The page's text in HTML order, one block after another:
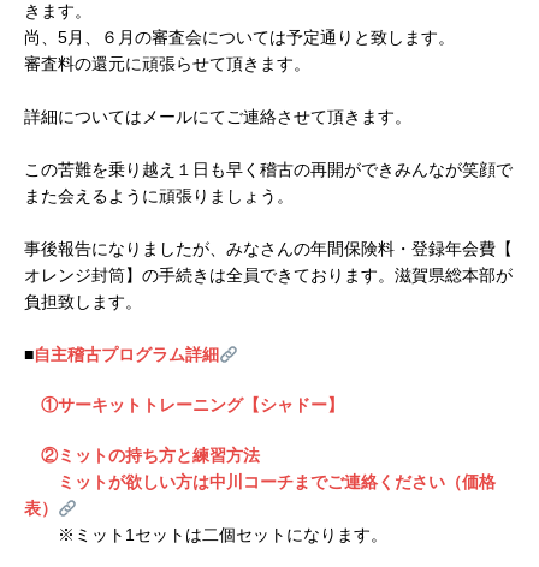
きます。
尚、5月、６月の審査会については予定通りと致します。
審査料の還元に頑張らせて頂きます。
詳細についてはメールにてご連絡させて頂きます。
この苦難を乗り越え１日も早く稽古の再開ができみんなが笑顔で
ま た会えるように頑張りましょう。
事後報告になりましたが、みなさんの年間保険料・登録年会費【
オレンジ封筒】の手続きは全員できております。 滋賀県総本部が
負担致します。
■自主稽古プログラム詳細
①サーキットトレーニング【シャドー】
②ミットの持ち方と練習方法
ミットが欲しい方は中川コーチまでご連絡ください（価格
表）
※ミット1セットは二個セットになります。